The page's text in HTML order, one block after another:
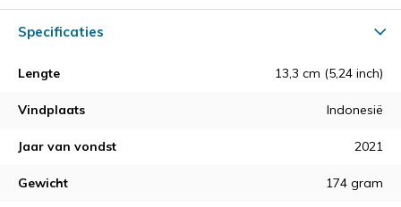
Specificaties
Lengte 13,3 cm (5,24 inch)
Vindplaats Indonesië
Jaar van vondst 2021
Gewicht 174 gram